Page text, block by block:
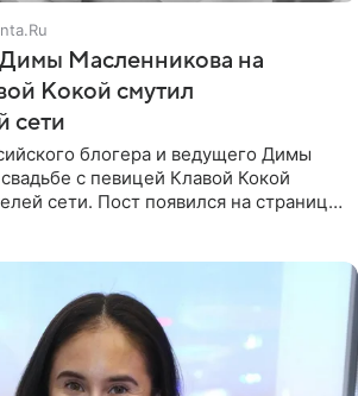
Масленникова на
Кокой смутил
сети
блогера и ведущего Димы
с певицей Клавой Кокой
сети. Пост появился на странице